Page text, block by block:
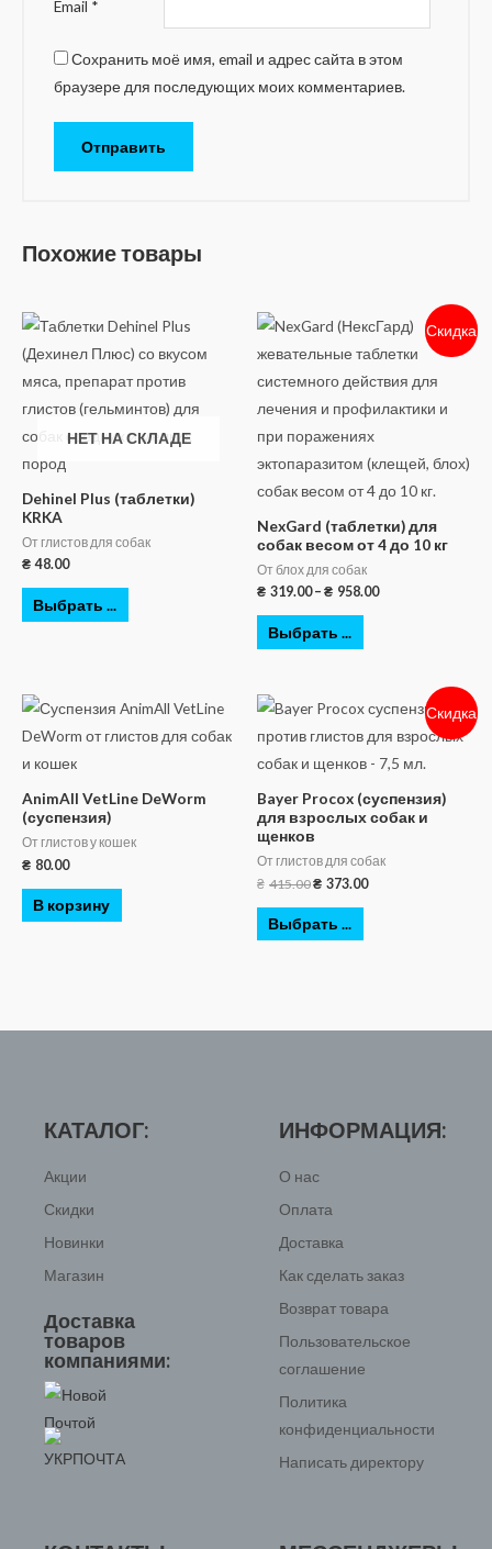
Email *
Сохранить моё имя, email и адрес сайта в этом
браузере для последующих моих комментариев.
Похожие товары
НЕТ НА СКЛАДЕ
Dehinel Plus (таблетки)
KRKA
От глистов для собак
₴ 48.00
Выбрать ...
Скидка
NexGard (таблетки) для
собак весом от 4 до 10 кг
От блох для собак
₴ 319.00– ₴ 958.00
Выбрать ...
AnimAll VetLine DeWorm
(суспензия)
От глистов у кошек
₴ 80.00
В корзину
Скидка
Bayer Procox (суспензия)
для взрослых собак и
щенков
От глистов для собак
₴ 415.00₴ 373.00
Выбрать ...
КАТАЛОГ:
Акции
Скидки
Новинки
Магазин
Доставка
товаров
компаниями:
ИНФОРМАЦИЯ:
О нас
Оплата
Доставка
Как сделать заказ
Возврат товара
Пользовательское
соглашение
Политика
конфиденциальности
Написать директору